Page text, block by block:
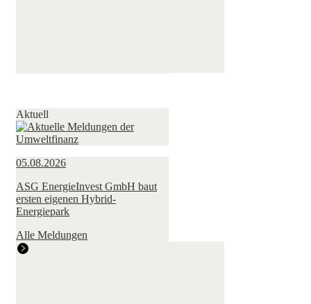
Aktuell
05.08.2026
ASG EnergieInvest GmbH baut
ersten eigenen Hybrid-
Energiepark
Alle Meldungen